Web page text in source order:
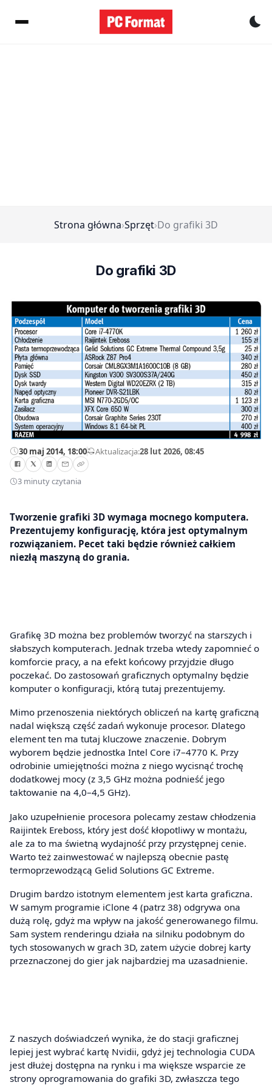
Strona główna›Sprzęt›Do grafiki 3D
Do grafiki 3D
30 maj 2014, 18:00—Aktualizacja:28 lut 2026, 08:45
3 minuty czytania
Tworzenie grafiki 3D wymaga mocnego komputera.
Prezentujemy konfigurację, która jest optymalnym
rozwiązaniem. Pecet taki będzie również całkiem
niezłą maszyną do grania.
Grafikę 3D można bez problemów tworzyć na starszych i
słabszych komputerach. Jednak trzeba wtedy zapomnieć o
komforcie pracy, a na efekt końcowy przyjdzie długo
poczekać. Do zastosowań graficznych optymalny będzie
komputer o konfiguracji, którą tutaj prezentujemy.
Mimo przenoszenia niektórych obliczeń na kartę graficzną
nadal większą część zadań wykonuje procesor. Dlatego
element ten ma tutaj kluczowe znaczenie. Dobrym
wyborem będzie jednostka Intel Core i7–4770 K. Przy
odrobinie umiejętności można z niego wycisnąć trochę
dodatkowej mocy (z 3,5 GHz można podnieść jego
taktowanie na 4,0–4,5 GHz).
Jako uzupełnienie procesora polecamy zestaw chłodzenia
Raijintek Ereboss, który jest dość kłopotliwy w montażu,
ale za to ma świetną wydajność przy przystępnej cenie.
Warto też zainwestować w najlepszą obecnie pastę
termoprzewodzącą Gelid Solutions GC Extreme.
Drugim bardzo istotnym elementem jest karta graficzna.
W samym programie iClone 4 (patrz 38) odgrywa ona
dużą rolę, gdyż ma wpływ na jakość generowanego filmu.
Sam system renderingu działa na silniku podobnym do
tych stosowanych w grach 3D, zatem użycie dobrej karty
przeznaczonej do gier jak najbardziej ma uzasadnienie.
Z naszych doświadczeń wynika, że do stacji graficznej
lepiej jest wybrać kartę Nvidii, gdyż jej technologia CUDA
jest dłużej dostępna na rynku i ma większe wsparcie ze
strony oprogramowania do grafiki 3D, zwłaszcza tego